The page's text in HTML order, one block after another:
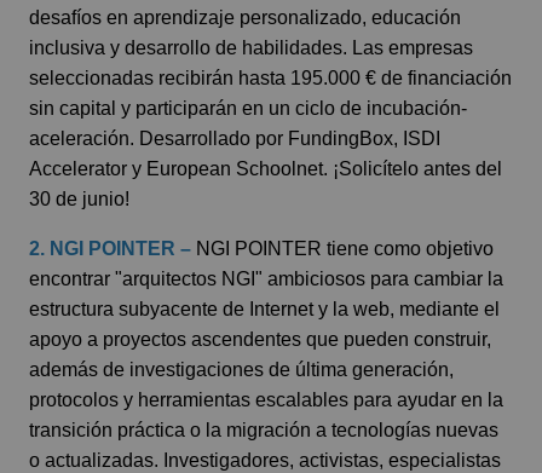
desafíos en aprendizaje personalizado, educación
inclusiva y desarrollo de habilidades. Las empresas
seleccionadas recibirán hasta 195.000 € de financiación
sin capital y participarán en un ciclo de incubación-
aceleración. Desarrollado por FundingBox, ISDI
Accelerator y European Schoolnet. ¡Solicítelo antes del
30 de junio!
2. NGI POINTER – NGI POINTER tiene como objetivo
encontrar "arquitectos NGI" ambiciosos para cambiar la
estructura subyacente de Internet y la web, mediante el
apoyo a proyectos ascendentes que pueden construir,
además de investigaciones de última generación,
protocolos y herramientas escalables para ayudar en la
transición práctica o la migración a tecnologías nuevas
o actualizadas. Investigadores, activistas, especialistas